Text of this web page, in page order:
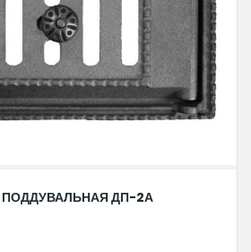
ПОДДУВАЛЬНАЯ ДП-2А